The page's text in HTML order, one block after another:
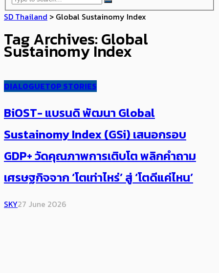
SD Thailand > Global Sustainomy Index
Tag Archives: Global
Sustainomy Index
DIALOGUETOP STORIES
BiOST- แบรนดิ พัฒนา​ Global
Sustainomy Index (GSi) เสนอกรอบ
GDP+ วัดคุณภาพการเติบโต พลิกคำถาม
เศรษฐกิจจาก ‘โตเท่าไหร่’ สู่ ‘โตดีแค่ไหน’
SKY27 June 2026